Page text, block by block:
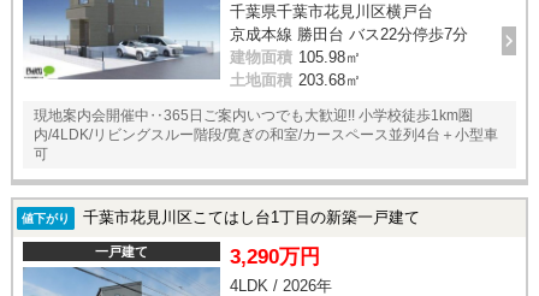
千葉県千葉市花見川区横戸台
京成本線 勝田台 バス22分停歩7分
建物面積 105.98㎡
土地面積 203.68㎡
現地案内会開催中‥365日ご案内いつでも大歓迎!! 小学校徒歩1km圏
内/4LDK/リビングスルー階段/寛ぎの和室/カースペース並列4台＋小型車
可
値下がり 千葉市花見川区こてはし台1丁目の新築一戸建て
一戸建て 3,290万円
4LDK / 2026年